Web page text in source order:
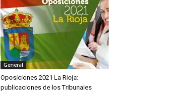
General
Oposiciones 2021 La Rioja:
publicaciones de los Tribunales